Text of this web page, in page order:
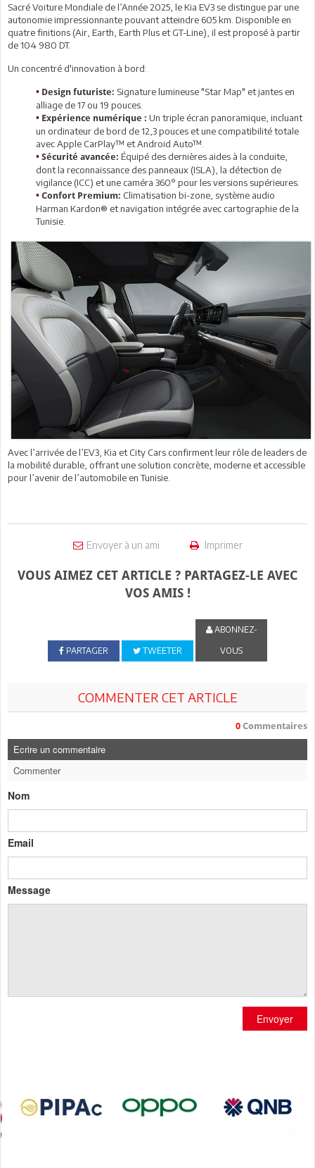
Sacré Voiture Mondiale de l’Année 2025, le Kia EV3 se distingue par une
autonomie impressionnante pouvant atteindre 605 km. Disponible en
quatre finitions (Air, Earth, Earth Plus et GT-Line), il est proposé à partir
de 104 980 DT.
Un concentré d'innovation à bord:
• Design futuriste: Signature lumineuse "Star Map" et jantes en
alliage de 17 ou 19 pouces.
• Expérience numérique : Un triple écran panoramique, incluant
un ordinateur de bord de 12,3 pouces et une compatibilité totale
avec Apple CarPlay™ et Android Auto™.
• Sécurité avancée: Équipé des dernières aides à la conduite,
dont la reconnaissance des panneaux (ISLA), la détection de
vigilance (ICC) et une caméra 360° pour les versions supérieures.
• Confort Premium: Climatisation bi-zone, système audio
Harman Kardon® et navigation intégrée avec cartographie de la
Tunisie.
Avec l’arrivée de l’EV3, Kia et City Cars confirment leur rôle de leaders de
la mobilité durable, offrant une solution concrète, moderne et accessible
pour l’avenir de l’automobile en Tunisie.
Envoyer à un ami Imprimer
VOUS AIMEZ CET ARTICLE ? PARTAGEZ-LE AVEC
VOS AMIS !
PARTAGER TWEETER
ABONNEZ-
VOUS
COMMENTER CET ARTICLE
0 Commentaires
Ecrire un commentaire
Commenter
Nom
Email
Message
Envoyer